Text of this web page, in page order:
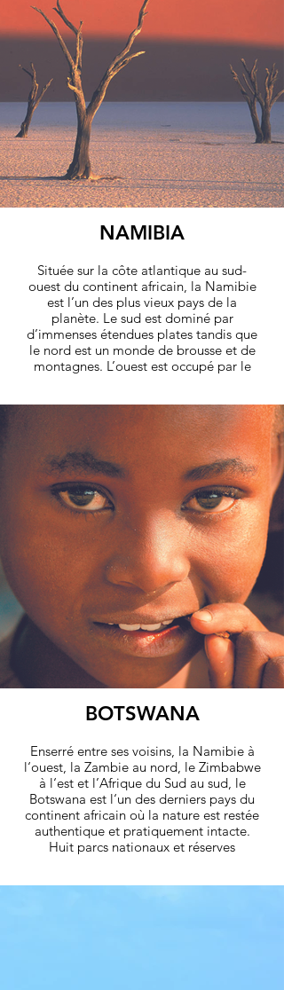
découvrez
NAMIBIA
Située sur la côte atlantique au sud-
ouest du continent africain, la Namibie
est l’un des plus vieux pays de la
planète. Le sud est dominé par
d’immenses étendues plates tandis que
le nord est un monde de brousse et de
montagnes. L’ouest est occupé par le
choisissant la Namibie comme votre
prochaine destination de voyage, vous
rentrez émerveillés par la beauté des
différents paysages qu’elle offre.
découvrez
BOTSWANA
Enserré entre ses voisins, la Namibie à
l‘ouest, la Zambie au nord, le Zimbabwe
à l‘est et l’Afrique du Sud au sud, le
Botswana est l‘un des derniers pays du
continent africain où la nature est restée
authentique et pratiquement intacte.
Huit parcs nationaux et réserves